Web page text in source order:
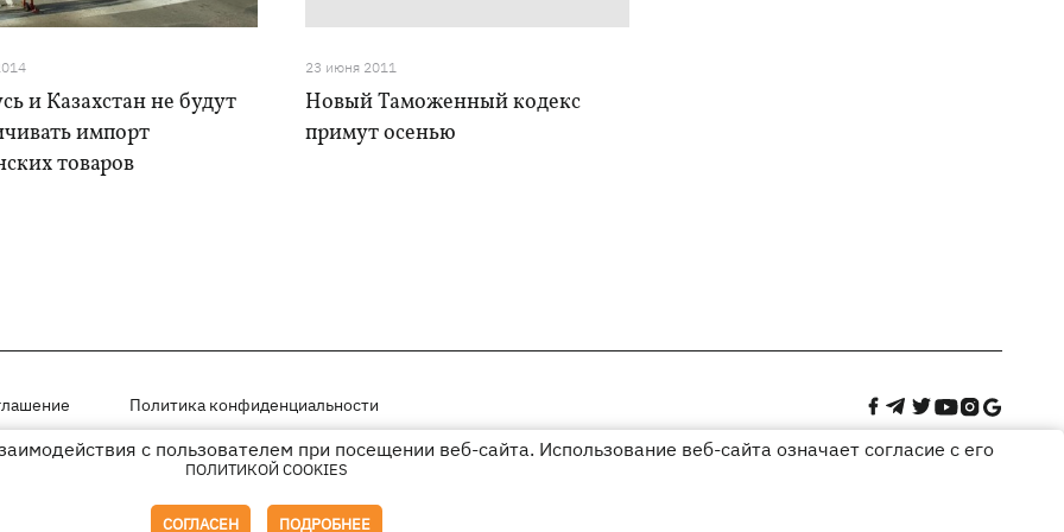
и Казахстан не будут
импорт
товаров
23 июня 2011
Новый Таможенный кодекс
примут осенью
Политика конфиденциальности
на правах рекламыс пользователем при посещении веб-сайта. Использование веб-сайта означает согласие с его
ПОЛИТИКОЙ COOKIES
СОГЛАСЕН ПОДРОБНЕЕ